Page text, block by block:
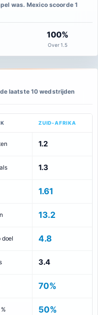
was. Mexico scoorde 1
100%
Over 1.5
laatste 10 wedstrijden
ZUID-AFRIKA
1.2
1.3
1.61
13.2
doel 4.8
3.4
70%
50%